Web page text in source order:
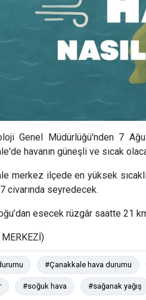
Genel Müdürlüğü'nden 7
havanın güneşli ve sıcak
merkez ilçede en yüksek
civarında seyredecek.
esecek rüzgâr saatte 21
#Çanakkale hava durumu
#soğuk hava #sağanak yağış